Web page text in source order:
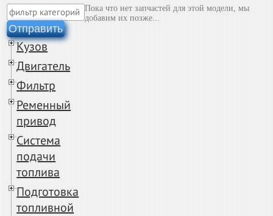
Отправить
Кузов
Двигатель
Фильтр
Ременный
привод
Система
подачи
топлива
Подготовка
топливной
Пока что нет запчастей для этой модели, мы
добавим их позже...